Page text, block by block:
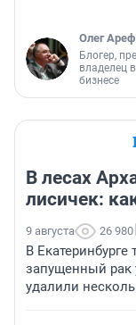
Олег
Блогер,
владелец
бизнесе
В лесах
лисичек:
9 августа 26 980
В
запущенный рак
удалили